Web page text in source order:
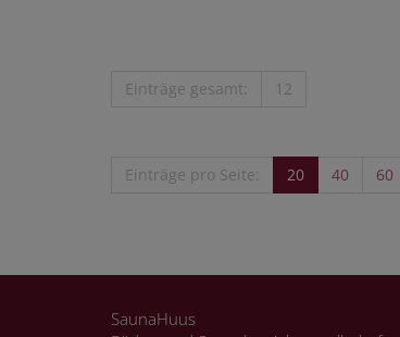
Einträge gesamt: 12
Einträge pro Seite: 20 40 60
SaunaHuus